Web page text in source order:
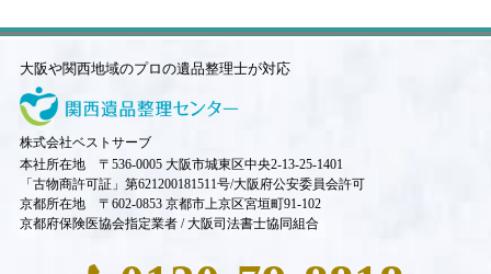
大阪や関西地域のプロの遺品整理士が対応
株式会社ベストサーブ
本社所在地 〒536-0005 大阪市城東区中央2-13-25-1401
「古物商許可証」第621200181511号/大阪府公安委員会許可
京都所在地 〒602-0853 京都市上京区宮垣町91-102
京都府保険医協会指定業者 / 大阪司法書士協同組合